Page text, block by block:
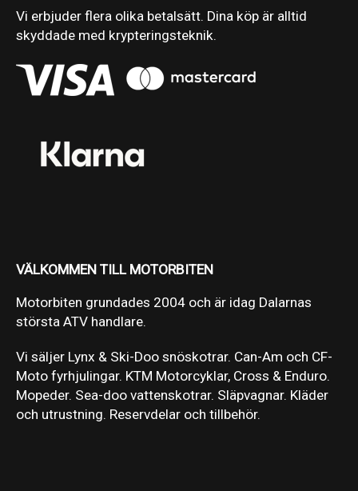
Vi erbjuder flera olika betalsätt. Dina köp är alltid
skyddade med krypteringsteknik.
VÄLKOMMEN TILL MOTORBITEN
Motorbiten grundades 2004 och är idag Dalarnas
största ATV handlare.
Vi säljer Lynx & Ski-Doo snöskotrar. Can-Am och CF-
Moto fyrhjulingar. KTM Motorcyklar, Cross & Enduro.
Mopeder. Sea-doo vattenskotrar. Släpvagnar. Kläder
och utrustning. Reservdelar och tillbehör.